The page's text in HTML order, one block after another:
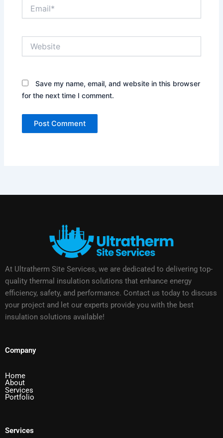
Save my name, email, and website in this browser
for the next time I comment.
At Ultratherm Site Services, we are dedicated to delivering top-
quality thermal insulation solutions that enhance energy
efficiency, safety, and performance. Contact us today to discuss
your project and let our experts provide you with the best
insulation solutions available!
Company
Home
About
Services
Portfolio
Services